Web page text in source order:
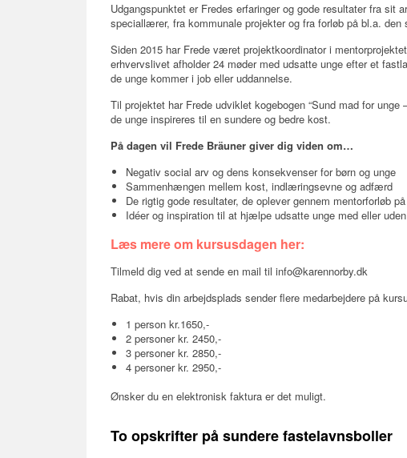
Udgangspunktet er Fredes erfaringer og gode resultater fra sit
speciallærer, fra kommunale projekter og fra forløb på bl.a. den
Siden 2015 har Frede været projektkoordinator i
erhvervslivet afholder 24 møder med udsatte unge efter et
de unge kommer i job eller uddannelse.
Til projektet har Frede udviklet kogebogen “Sund mad for unge
de unge inspireres til en sundere og bedre kost.
På dagen vil Frede Bräuner giver dig viden om…
​Negativ social arv og dens konsekvenser for børn og unge
Sammenhængen mellem kost, indlæringsevne og adfærd
De rigtig gode resultater, de oplever gennem mentorforløb
Idéer og inspiration til at hjælpe udsatte unge med eller
Læs mere om kursusdagen her:
Tilmeld dig ved at sende en mail til info@karennorby.dk
Rabat, hvis din arbejdsplads sender flere medarbejdere på
1 person kr.1650,-
2 personer kr. 2450,-
3 personer kr. 2850,-
4 personer kr. 2950,-
Ønsker du en elektronisk faktura er det muligt.​
To opskrifter på sundere fastelavnsboller